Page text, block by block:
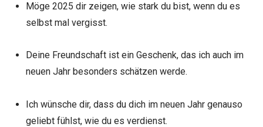
Möge 2025 dir zeigen, wie stark du bist, wenn du es
selbst mal vergisst.
Deine Freundschaft ist ein Geschenk, das ich auch im
neuen Jahr besonders schätzen werde.
Ich wünsche dir, dass du dich im neuen Jahr genauso
geliebt fühlst, wie du es verdienst.